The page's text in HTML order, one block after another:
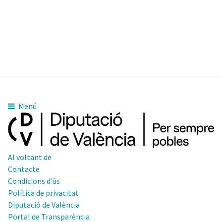
Menú
Al voltant de
Contacte
Condicions d'ús
Política de privacitat
Diputació de València
Portal de Transparència